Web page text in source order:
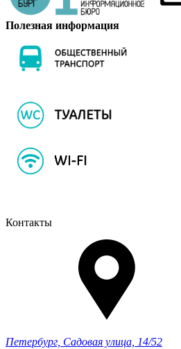
Полезная информация
Контакты
Петербург, Садовая улица, 14/52